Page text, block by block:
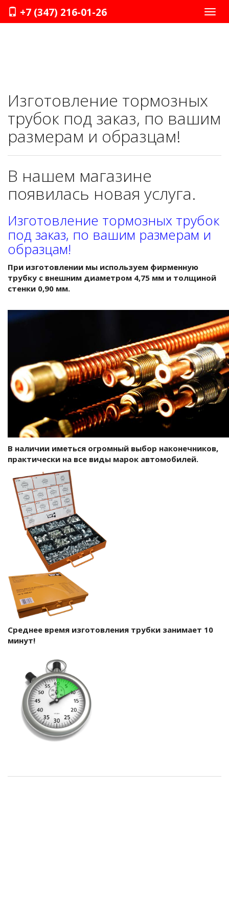
+7 (347) 216-01-26
Изготовление тормозных
трубок под заказ, по вашим
размерам и образцам!
В нашем магазине
появилась новая услуга.
Изготовление тормозных трубок
под заказ, по вашим размерам и
образцам!
При изготовлении мы используем фирменную
трубку с внешним диаметром 4,75 мм и толщиной
стенки 0,90 мм.
В наличии иметься огромный выбор наконечников,
практически на все виды марок автомобилей.
Среднее время изготовления трубки занимает 10
минут!